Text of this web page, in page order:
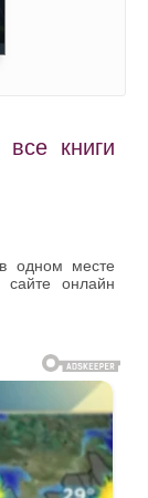
книги
одном месте
онлайн